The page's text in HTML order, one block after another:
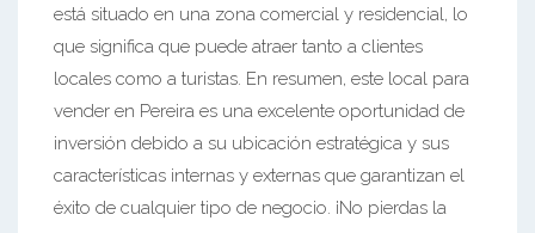
está situado en una zona comercial y residencial, lo
que significa que puede atraer tanto a clientes
locales como a turistas. En resumen, este local para
vender en Pereira es una excelente oportunidad de
inversión debido a su ubicación estratégica y sus
características internas y externas que garantizan el
éxito de cualquier tipo de negocio. ¡No pierdas la